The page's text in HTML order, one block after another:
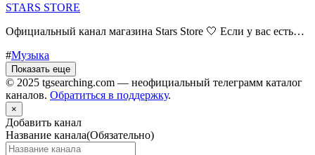
STARS STORE
Официальный канал магазина Stars Store 🤍 Если у вас есть…
#Музыка
Показать еще
© 2025 tgsearching.com — неофициальный телеграмм каталог
каналов. Обратиться в поддержку.
×
Добавить канал
Название канала(Обязательно)